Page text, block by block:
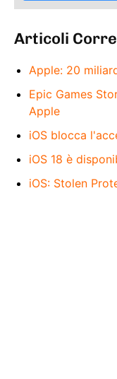
Articoli
Apple: 20
Epic Games
Apple
iOS blocca
iOS 18 è
iOS: Stolen